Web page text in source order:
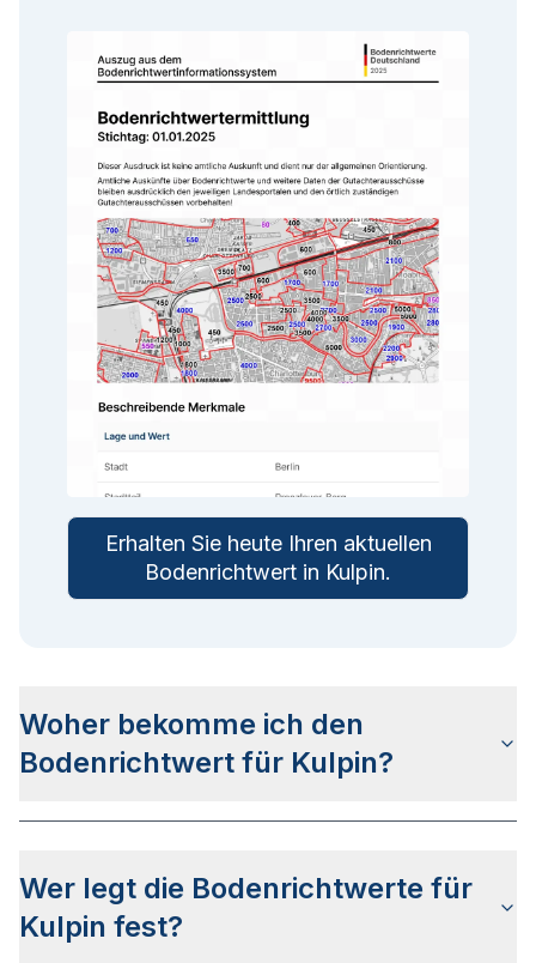
Erhalten Sie heute Ihren aktuellen
Bodenrichtwert in Kulpin.
Woher bekomme ich den
Bodenrichtwert für Kulpin?
Stadtteilseiten. Alternativ können Sie bei BORIS
Schleswig-Holstein
bzw. beim Gutachterausschuss für
Wer legt die Bodenrichtwerte für
Kulpin fest?